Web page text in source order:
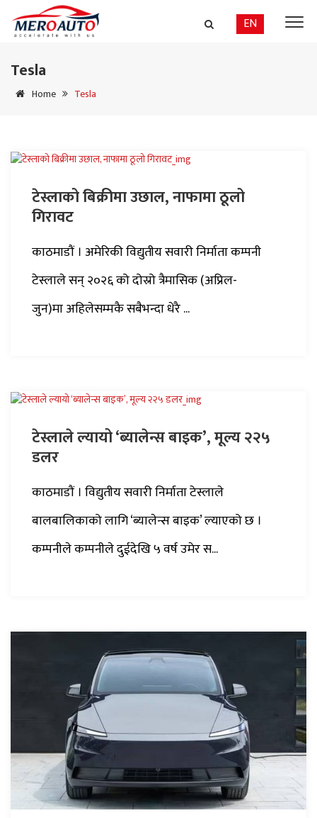
EN
Tesla
Home Tesla
टेस्लाको बिक्रीमा उछाल, नाफामा ठूलो
गिरावट
काठमाडौं । अमेरिकी विद्युतीय सवारी निर्माता कम्पनी
टेस्लाले सन् २०२६ को दोस्रो त्रैमासिक (अप्रिल-
जुन)मा अहिलेसम्मकै सबैभन्दा धेरै ...
टेस्लाले ल्यायो ‘ब्यालेन्स बाइक’, मूल्य २२५
डलर
काठमाडौं । विद्युतीय सवारी निर्माता टेस्लाले
बालबालिकाको लागि ‘ब्यालेन्स बाइक’ ल्याएको छ ।
कम्पनीले कम्पनीले दुईदेखि ५ वर्ष उमेर स...